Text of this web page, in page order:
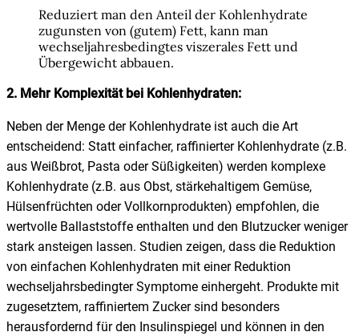
Reduziert man den Anteil der Kohlenhydrate
zugunsten von (gutem) Fett, kann man
wechseljahresbedingtes viszerales Fett und
Übergewicht abbauen.
2. Mehr Komplexität bei Kohlenhydraten:
Neben der Menge der Kohlenhydrate ist auch die Art
entscheidend: Statt einfacher, raffinierter Kohlenhydrate (z.B.
aus Weißbrot, Pasta oder Süßigkeiten) werden komplexe
Kohlenhydrate (z.B. aus Obst, stärkehaltigem Gemüse,
Hülsenfrüchten oder Vollkornprodukten) empfohlen, die
wertvolle Ballaststoffe enthalten und den Blutzucker weniger
stark ansteigen lassen. Studien zeigen, dass die Reduktion
von einfachen Kohlenhydraten mit einer Reduktion
wechseljahrsbedingter Symptome einhergeht. Produkte mit
zugesetztem, raffiniertem Zucker sind besonders
herausfordernd für den Insulinspiegel und können in den